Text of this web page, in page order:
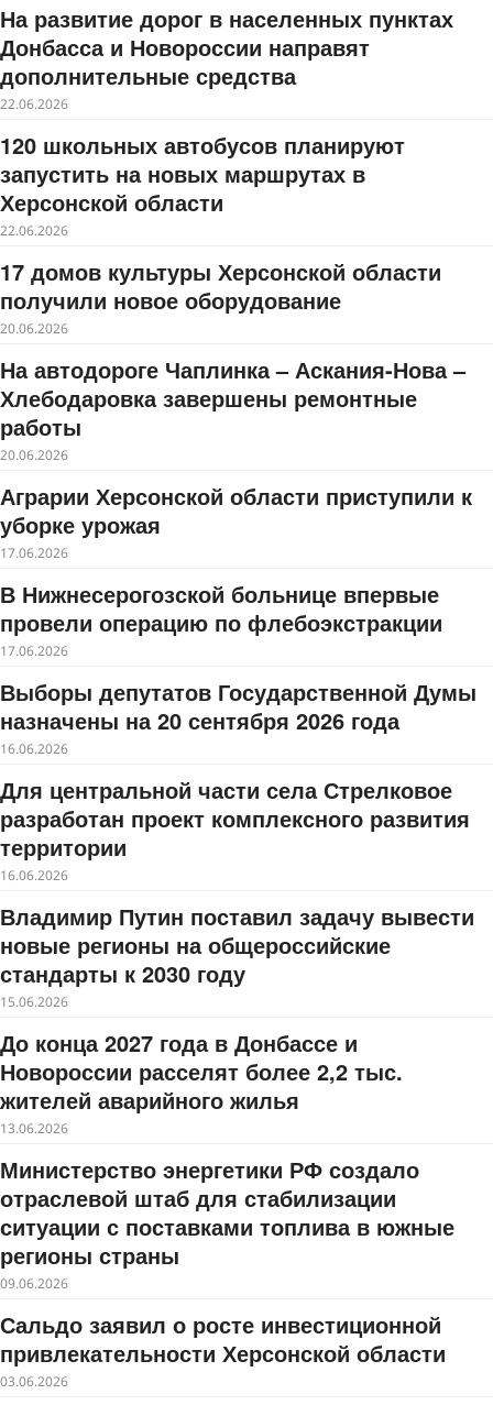
На развитие дорог в населенных пунктах
Донбасса и Новороссии направят
дополнительные средства
22.06.2026
120 школьных автобусов планируют
запустить на новых маршрутах в
Херсонской области
22.06.2026
17 домов культуры Херсонской области
получили новое оборудование
20.06.2026
На автодороге Чаплинка – Аскания-Нова –
Хлебодаровка завершены ремонтные
работы
20.06.2026
Аграрии Херсонской области приступили к
уборке урожая
17.06.2026
В Нижнесерогозской больнице впервые
провели операцию по флебоэкстракции
17.06.2026
Выборы депутатов Государственной Думы
назначены на 20 сентября 2026 года
16.06.2026
Для центральной части села Стрелковое
разработан проект комплексного развития
территории
16.06.2026
Владимир Путин поставил задачу вывести
новые регионы на общероссийские
стандарты к 2030 году
15.06.2026
До конца 2027 года в Донбассе и
Новороссии расселят более 2,2 тыс.
жителей аварийного жилья
13.06.2026
Министерство энергетики РФ создало
отраслевой штаб для стабилизации
ситуации с поставками топлива в южные
регионы страны
09.06.2026
Сальдо заявил о росте инвестиционной
привлекательности Херсонской области
03.06.2026